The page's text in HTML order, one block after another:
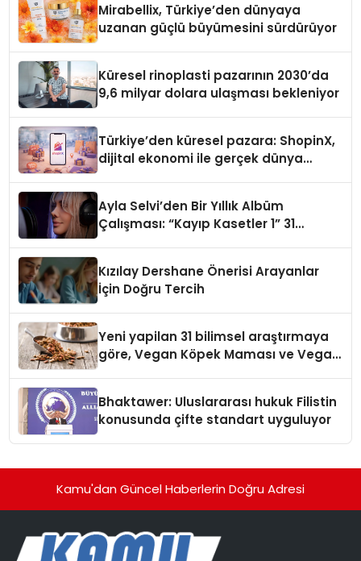
Mirabellix, Türkiye’den dünyaya
uzanan güçlü büyümesini sürdürüyor
Küresel rinoplasti pazarının 2030’da
9,6 milyar dolara ulaşması bekleniyor
Türkiye’den küresel pazara: ShopinX,
dijital ekonomi ile gerçek dünya
Ayla Selvi’den Bir Yıllık Albüm
Çalışması: “Kayıp Kasetler 1” 31
Kızılay Dershane Önerisi Arayanlar
İçin Doğru Tercih
Yeni yapilan 31 bilimsel araştırmaya
göre, Vegan Köpek Maması ve Vegan
Bhaktawer: Uluslararası hukuk Filistin
konusunda çifte standart uyguluyor
Kamu'dan Güncel Haberlerin Doğru Adresi